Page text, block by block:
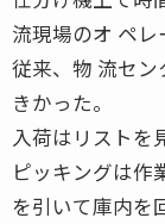
流現場のオ ペレ
従来、物 流セ
きかった。
入荷はリストを
ピッキングは作
を引いて庫内を